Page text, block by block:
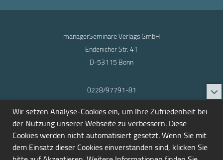
managerSeminare Verlags GmbH
Endenicher Str. 41
D-53115 Bonn
0228/97791-81
info@seminarmarkt.de
© 2001-2026
Wir setzen Analyse-Cookies ein, um Ihre Zufriedenheit bei
der Nutzung unserer Webseite zu verbessern. Diese
Cookies werden nicht automatisiert gesetzt. Wenn Sie mit
dem Einsatz dieser Cookies einverstanden sind, klicken Sie